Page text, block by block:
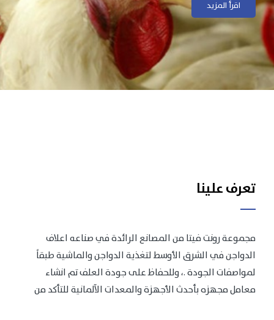
اقرأ المزيداقرأ المزيد
تعرف علينا
مجموعة رونت فيتا من المصانع الرائدة في صناعه اعلاف
الدواجن في الشرق الأوسط لتغذية الدواجن والماشية طبقاً
لمواصفات الجودة .، وللحفاظ على جودة العلف تم انشاء
معامل مجهزه بأحدث الأجهزة والمعدات الآلمانية للتأكد من